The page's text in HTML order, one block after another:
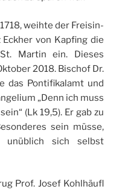
weihte der Frei­sin­
von Kap­fing die
Mar­tin ein. Dieses
2018. Bischof Dr.
das Pon­ti­fi­ka­lamt und
„Denn ich muss
(Lk 19,5). Er gab zu
sein müsse,
sich selbst
Prof. Josef Kohlhäu­fl